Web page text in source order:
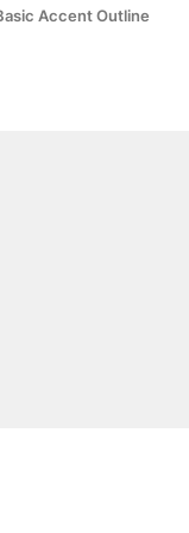
Accent Outline